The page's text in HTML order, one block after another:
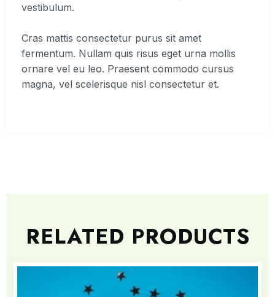
vestibulum.
Cras mattis consectetur purus sit amet
fermentum. Nullam quis risus eget urna mollis
ornare vel eu leo. Praesent commodo cursus
magna, vel scelerisque nisl consectetur et.
RELATED PRODUCTS